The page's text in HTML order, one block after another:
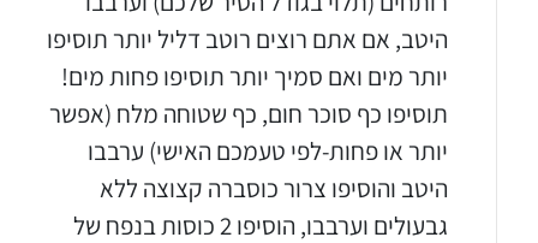
היטב, אם אתם רוצים רוטב דליל יותר תוסיפו
יותר מים ואם סמיך יותר תוסיפו פחות מים!
תוסיפו כף סוכר חום, כף שטוחה מלח (אפשר
יותר או פחות-לפי טעמכם האישי) ערבבו
היטב והוסיפו צרור כוסברה קצוצה ללא
גבעולים וערבבו, הוסיפו 2 כוסות בנפח של